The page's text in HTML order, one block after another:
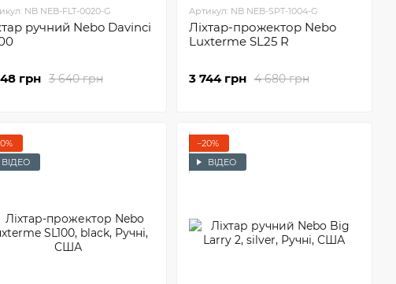
NB NEB-FLT-0020-G
ручний Nebo Davinci
3 640 грн
грн
Артикул: NB NEB-SPT-1004-G
Ліхтар-прожектор Nebo
Luxterme SL25 R
4 680 грн
3 744 грн
ВІДЕО
−20%
ВІДЕО